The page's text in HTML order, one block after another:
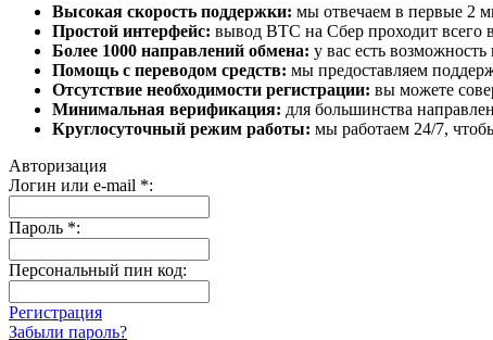
Высокая скорость поддержки: мы отвечаем в первые 2
Простой интерфейс: вывод BTC на Сбер проходит всего
Более 1000 направлений обмена: у вас есть
Помощь с переводом средств: мы предоставляем
Отсутствие необходимости регистрации: вы можете
Минимальная верификация: для большинства
Круглосуточный режим работы: мы работаем 24/7,
Авторизация
Логин или e-mail *:
Пароль *:
Персональный пин код:
Регистрация
Забыли пароль?